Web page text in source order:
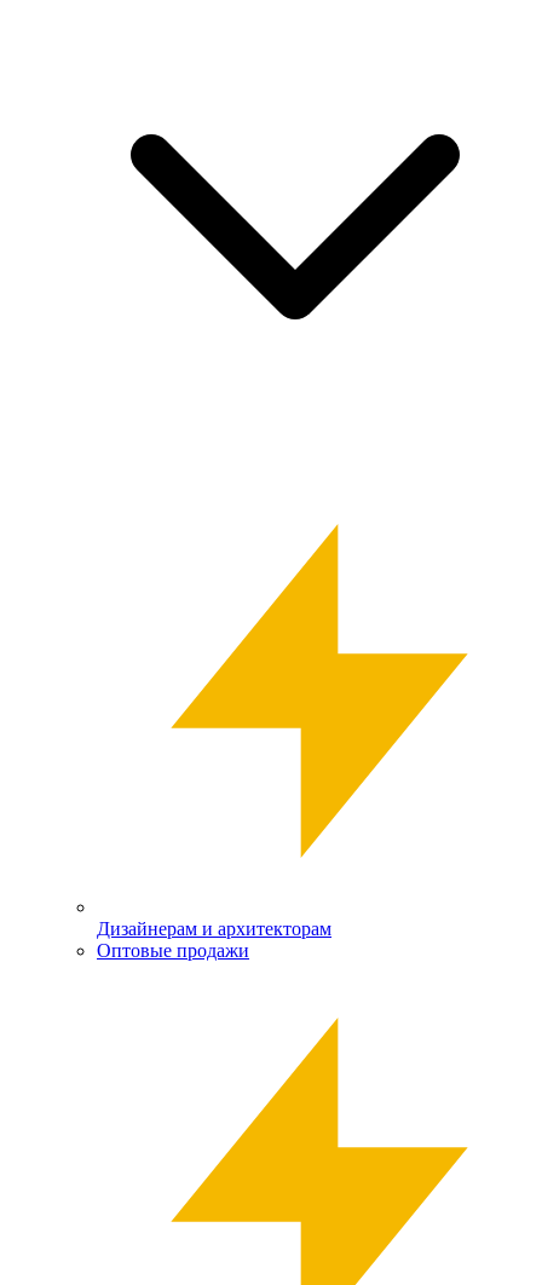
Дизайнерам и архитекторам
Оптовые продажи